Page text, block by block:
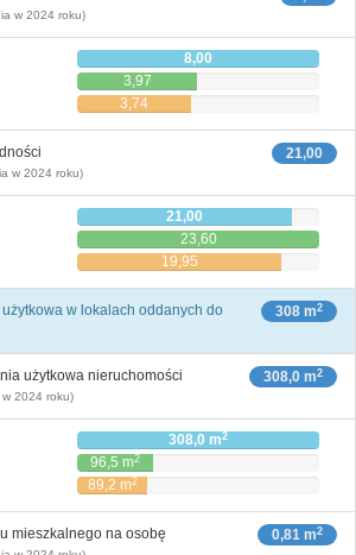
w 2024 roku)
8,00
3,97
3,74
21,00
w 2024 roku)
21,00
23,60
19,95
308 m2
w lokalach oddanych do
308,0 m2
użytkowa nieruchomości
2024 roku)
308,0 m2
96,5 m2
89,2 m2
0,81 m2
mieszkalnego na osobę